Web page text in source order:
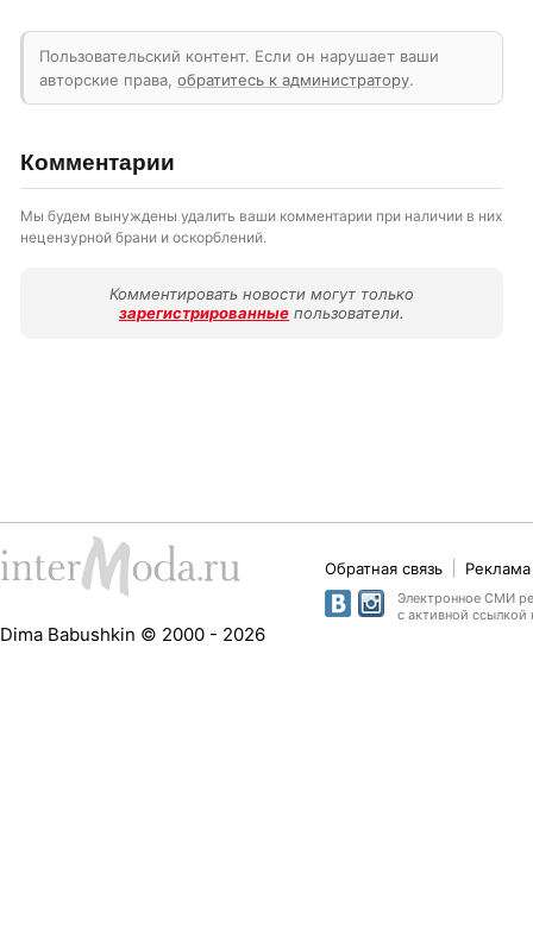
Пользовательский контент. Если он нарушает ваши
авторские права,обратитесь к администратору.
Комментарии
Мы будем вынуждены удалить ваши комментарии при наличии в них
нецензурной брани и оскорблений.
Комментировать новости могут только
зарегистрированные пользователи.
Dima Babushkin © 2000 - 2026
Обратная связь
Электронное СМИ
с активной ссылкой